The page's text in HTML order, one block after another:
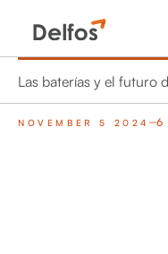
NOVEMBER 5 2024 6